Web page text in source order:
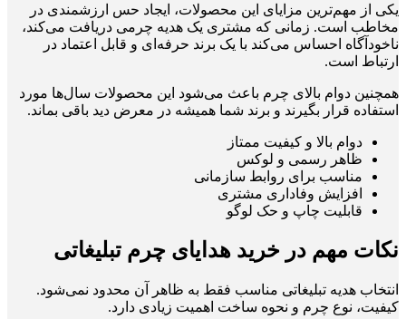
یکی از مهم‌ترین مزایای این محصولات، ایجاد حس ارزشمندی در
مخاطب است. زمانی که مشتری یک هدیه چرمی دریافت می‌کند،
ناخودآگاه احساس می‌کند با یک برند حرفه‌ای و قابل اعتماد در
ارتباط است.
همچنین دوام بالای چرم باعث می‌شود این محصولات سال‌ها مورد
استفاده قرار بگیرند و برند شما همیشه در معرض دید باقی بماند.
دوام بالا و کیفیت ممتاز
ظاهر رسمی و لوکس
مناسب برای روابط سازمانی
افزایش وفاداری مشتری
قابلیت چاپ و حک لوگو
نکات مهم در خرید هدایای چرم تبلیغاتی
انتخاب هدیه تبلیغاتی مناسب فقط به ظاهر آن محدود نمی‌شود.
کیفیت، نوع چرم و نحوه ساخت اهمیت زیادی دارد.